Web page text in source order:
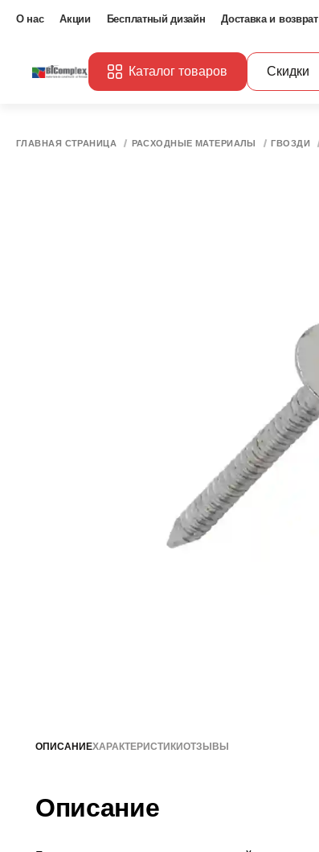
О нас Акции Бесплатный дизайн Доставка и возврат
Каталог товаров Скидки
ГЛАВНАЯ СТРАНИЦА РАСХОДНЫЕ МАТЕРИАЛЫ ГВОЗДИ
ОПИСАНИЕХАРАКТЕРИСТИКИОТЗЫВЫ
Описание